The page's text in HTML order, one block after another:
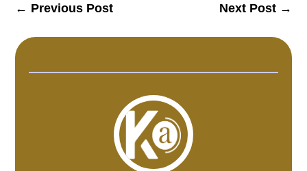
← Previous Post Next Post→